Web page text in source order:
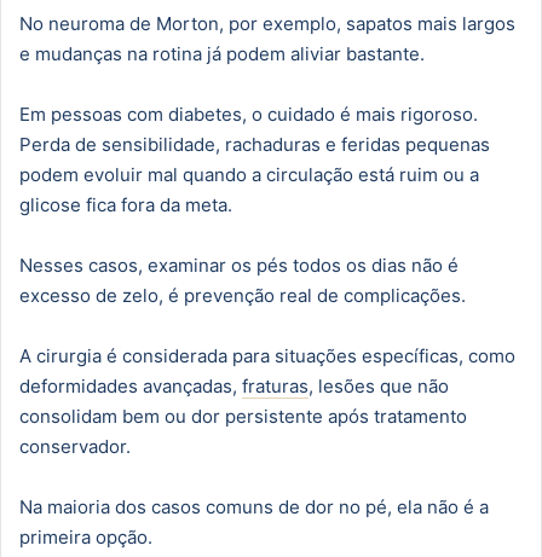
No neuroma de Morton, por exemplo, sapatos mais largos
e mudanças na rotina já podem aliviar bastante.
Em pessoas com diabetes, o cuidado é mais rigoroso.
Perda de sensibilidade, rachaduras e feridas pequenas
podem evoluir mal quando a circulação está ruim ou a
glicose fica fora da meta.
Nesses casos, examinar os pés todos os dias não é
excesso de zelo, é prevenção real de complicações.
A cirurgia é considerada para situações específicas, como
deformidades avançadas, fraturas, lesões que não
consolidam bem ou dor persistente após tratamento
conservador.
Na maioria dos casos comuns de dor no pé, ela não é a
primeira opção.